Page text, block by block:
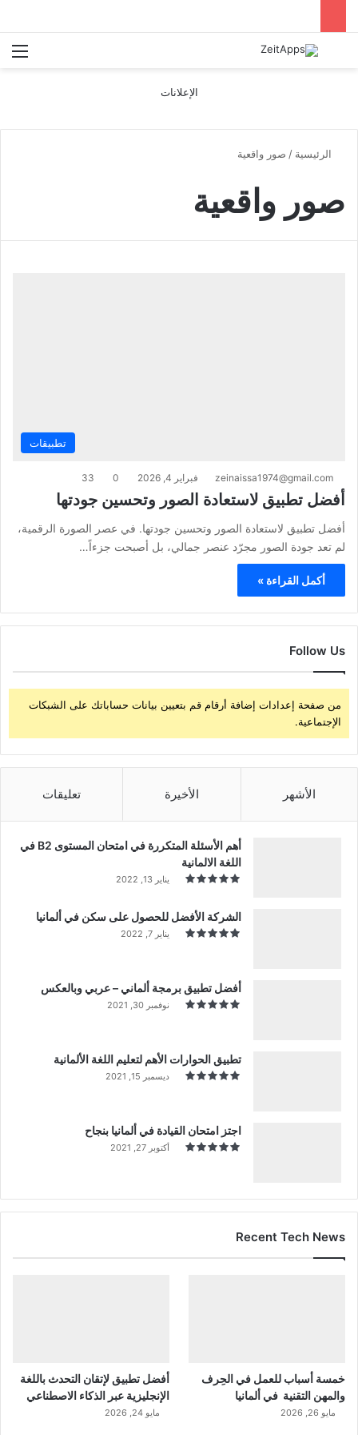
بحث عن
الإعلانات
الرئيسية / صور واقعية
صور واقعية
تطبيقات
zeinaissa1974@gmail.com فبراير 4, 2026 0
33
أفضل تطبيق لاستعادة الصور وتحسين جودتها
أفضل تطبيق لاستعادة الصور وتحسين جودتها. في عصر الصورة الرقمية،
لم تعد جودة الصور مجرّد عنصر جمالي، بل أصبحت جزءاً…
أكمل القراءة »
Follow Us
من صفحة إعدادات إضافة أرقام قم بتعيين بيانات حساباتك على الشبكات
الإجتماعية.
الأشهر الأخيرة تعليقات
أهم الأسئلة المتكررة في امتحان المستوى B2 في
اللغة الالمانية
يناير 13, 2022
الشركة الأفضل للحصول على سكن في ألمانيا
يناير 7, 2022
أفضل تطبيق برمجة ألماني – عربي وبالعكس
نوفمبر 30, 2021
تطبيق الحوارات الأهم لتعليم اللغة الألمانية
ديسمبر 15, 2021
اجتز امتحان القيادة في ألمانيا بنجاح
أكتوبر 27, 2021
Recent Tech News
خمسة أسباب للعمل في الحِرف
والمهن التقنية في ألمانيا
مايو 26, 2026
أفضل تطبيق لإتقان التحدث باللغة
الإنجليزية عبر الذكاء الاصطناعي
مايو 24, 2026